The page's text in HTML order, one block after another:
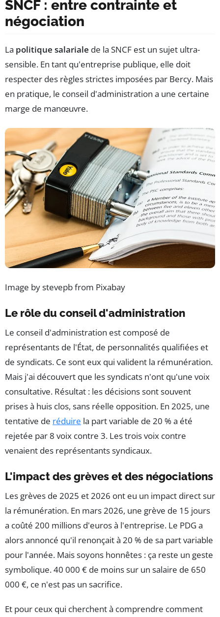
SNCF : entre contrainte et
négociation
La politique salariale de la SNCF est un sujet ultra-
sensible. En tant qu'entreprise publique, elle doit
respecter des règles strictes imposées par Bercy. Mais
en pratique, le conseil d'administration a une certaine
marge de manœuvre.
Image by stevepb from Pixabay
Le rôle du conseil d'administration
Le conseil d'administration est composé de
représentants de l'État, de personnalités qualifiées et
de syndicats. Ce sont eux qui valident la rémunération.
Mais j'ai découvert que les syndicats n'ont qu'une voix
consultative. Résultat : les décisions sont souvent
prises à huis clos, sans réelle opposition. En 2025, une
tentative de réduire la part variable de 20 % a été
rejetée par 8 voix contre 3. Les trois voix contre
venaient des représentants syndicaux.
L'impact des grèves et des négociations
Les grèves de 2025 et 2026 ont eu un impact direct sur
la rémunération. En mars 2026, une grève de 15 jours
a coûté 200 millions d'euros à l'entreprise. Le PDG a
alors annoncé qu'il renonçait à 20 % de sa part variable
pour l'année. Mais soyons honnêtes : ça reste un geste
symbolique. 40 000 € de moins sur un salaire de 650
000 €, ce n'est pas un sacrifice.
Et pour ceux qui cherchent à comprendre comment